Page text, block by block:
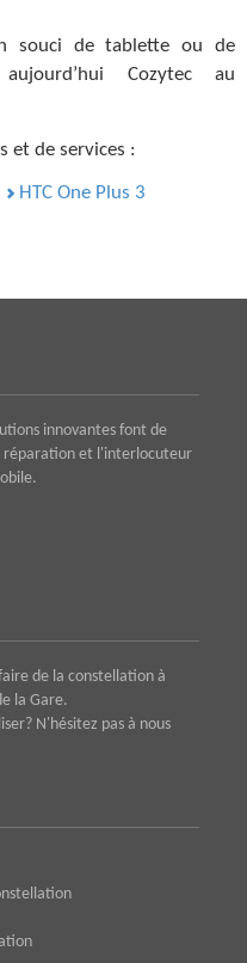
souci de tablette ou de
Cozytec au
et de services :
HTC One Plus 3
innovantes font de
réparation et l'interlocuteur
de la constellation à
la Gare.
N'hésitez pas à nous